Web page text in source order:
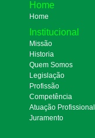
Home
Home
Institucional
Missão
Historia
Quem Somos
Legislação
Profissão
Competência
Atuação Profissional
Juramento